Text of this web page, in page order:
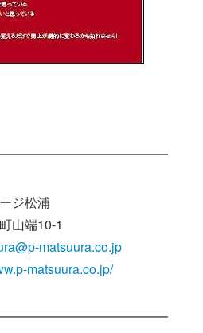
ジ松浦
山端10-1
matsuura.co.jp
matsuura.co.jp/